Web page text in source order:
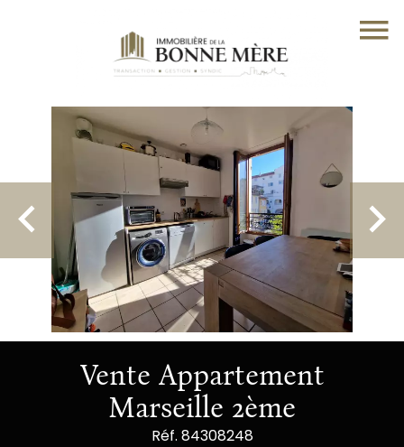
Vente Appartement
Marseille 2ème
Réf. 84308248